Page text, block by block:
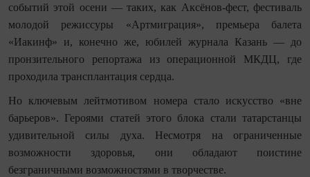
событий этой осени — таких, как Аксёнов-фест, фестиваль
молодой режиссуры «Артмиграция», премьера балета
«Иакинф» и, конечно же, юбилей журнала Казань — до
пронзительного репортажа из операционной МКДЦ, где
проходила трансплантация сердца.
Но ключевым лейтмотивом номера стало искусство «вне
барьеров». Героями статей этого блока стали татарстанцы
удивительной силы духа. Несмотря на ограниченные
возможности здоровья, они обладают поистине
безграничными возможностями в творчестве.